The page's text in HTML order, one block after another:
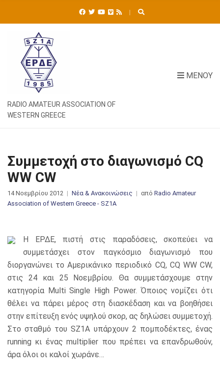
RADIO AMATEUR ASSOCIATION OF
WESTERN GREECE
ΜΕΝΟΎ
Συμμετοχή στο διαγωνισμό CQ
WW CW
14 Νοεμβρίου 2012 Νέα & Ανακοινώσεις από Radio Amateur
Association of Western Greece - SZ1A
Η ΕΡΔΕ, πιστή στις παραδόσεις, σκοπεύει να
συμμετάσχει στον παγκόσμιο διαγωνισμό που
διοργανώνει το Αμερικάνικο περιοδικό CQ, CQ WW CW,
στις 24 και 25 Νοεμβρίου. Θα συμμετάσχουμε στην
κατηγορία Multi Single High Power. Όποιος νομίζει ότι
θέλει να πάρει μέρος στη διασκέδαση και να βοηθήσει
στην επίτευξη ενός υψηλού σκορ, ας δηλώσει συμμετοχή.
Στο σταθμό του SZ1A υπάρχουν 2 πομποδέκτες, ένας
running κι ένας multiplier που πρέπει να επανδρωθούν,
άρα όλοι οι καλοί χωράνε…